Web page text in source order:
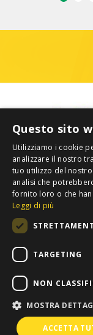
Copyright 2012
Questo sito
Utilizziamo i cookie
analizzare il nostro
tuo utilizzo del
analisi che
fornito loro o che
Leggi di più
TARGETING
NON
MOSTRA
ACCETTA